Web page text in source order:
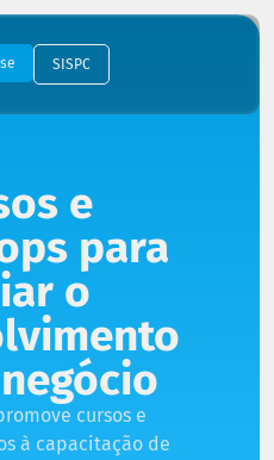
SISPC
e
para
o
cursos e
à capacitação de